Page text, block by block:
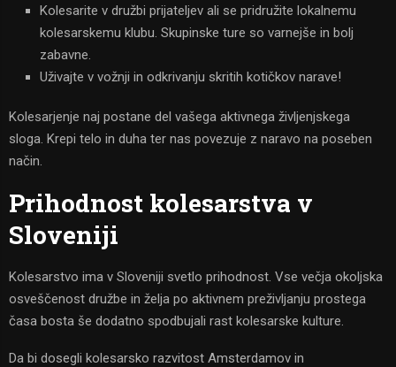
Kolesarite v družbi prijateljev ali se pridružite lokalnemu
kolesarskemu klubu. Skupinske ture so varnejše in bolj
zabavne.
Uživajte v vožnji in odkrivanju skritih kotičkov narave!
Kolesarjenje naj postane del vašega aktivnega življenjskega
sloga. Krepi telo in duha ter nas povezuje z naravo na poseben
način.
Prihodnost kolesarstva v
Sloveniji
Kolesarstvo ima v Sloveniji svetlo prihodnost. Vse večja okoljska
osveščenost družbe in želja po aktivnem preživljanju prostega
časa bosta še dodatno spodbujali rast kolesarske kulture.
Da bi dosegli kolesarsko razvitost Amsterdamov in